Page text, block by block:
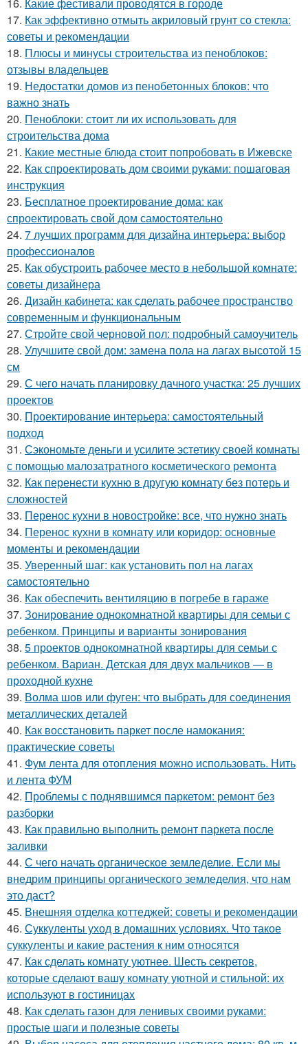
17. Как эффективно отмыть акриловый грунт со стекла:
советы и рекомендации
18. Плюсы и минусы строительства из пеноблоков:
отзывы владельцев
19. Недостатки домов из пенобетонных блоков: что
важно знать
20. Пеноблоки: стоит ли их использовать для
строительства дома
21. Какие местные блюда стоит попробовать в Ижевске
22. Как спроектировать дом своими руками: пошаговая
инструкция
23. Бесплатное проектирование дома: как
спроектировать свой дом самостоятельно
24. 7 лучших программ для дизайна интерьера: выбор
профессионалов
25. Как обустроить рабочее место в небольшой комнате:
советы дизайнера
26. Дизайн кабинета: как сделать рабочее пространство
современным и функциональным
27. Стройте свой черновой пол: подробный самоучитель
28. Улучшите свой дом: замена пола на лагах высотой 15
см
29. С чего начать планировку дачного участка: 25 лучших
проектов
30. Проектирование интерьера: самостоятельный
подход
31. Сэкономьте деньги и усилите эстетику своей комнаты
с помощью малозатратного косметического ремонта
32. Как перенести кухню в другую комнату без потерь и
сложностей
33. Перенос кухни в новостройке: все, что нужно знать
34. Перенос кухни в комнату или коридор: основные
моменты и рекомендации
35. Уверенный шаг: как установить пол на лагах
самостоятельно
36. Как обеспечить вентиляцию в погребе в гараже
37. Зонирование однокомнатной квартиры для семьи с
ребенком. Принципы и варианты зонирования
38. 5 проектов однокомнатной квартиры для семьи с
ребенком. Вариан. Детская для двух мальчиков — в
проходной кухне
39. Волма шов или фуген: что выбрать для соединения
металлических деталей
40. Как восстановить паркет после намокания:
практические советы
41. Фум лента для отопления можно использовать. Нить
и лента ФУМ
42. Проблемы с поднявшимся паркетом: ремонт без
разборки
43. Как правильно выполнить ремонт паркета после
заливки
44. С чего начать органическое земледелие. Если мы
внедрим принципы органического земледелия, что нам
это даст?
45. Внешняя отделка коттеджей: советы и рекомендации
46. Суккуленты уход в домашних условиях. Что такое
суккуленты и какие растения к ним относятся
47. Как сделать комнату уютнее. Шесть секретов,
которые сделают вашу комнату уютной и стильной: их
используют в гостиницах
48. Как сделать газон для ленивых своими руками:
простые шаги и полезные советы